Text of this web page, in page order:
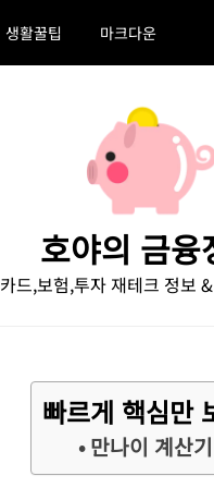
생활꿀팁 마크다운
호야의 금융
카드,보험,투자 재테크 정보
빠르게 핵심만
만나이 계산기